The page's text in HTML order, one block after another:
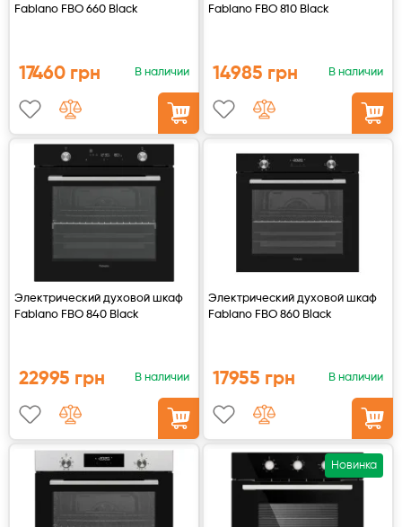
Fabiano FBO 660 Black
17460 грн В наличии
Fabiano FBO 810 Black
14985 грн В наличии
Электрический духовой шкаф
Fabiano FBO 840 Black
22995 грн В наличии
Электрический духовой шкаф
Fabiano FBO 860 Black
17955 грн В наличии
Новинка